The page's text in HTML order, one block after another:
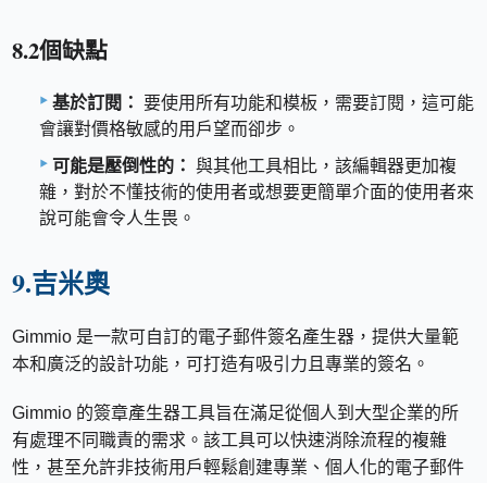
8.2個缺點
基於訂閱： 要使用所有功能和模板，需要訂閱，這可能
會讓對價格敏感的用戶望而卻步。
可能是壓倒性的： 與其他工具相比，該編輯器更加複
雜，對於不懂技術的使用者或想要更簡單介面的使用者來
說可能會令人生畏。
9.吉米奧
Gimmio 是一款可自訂的電子郵件簽名產生器，提供大量範
本和廣泛的設計功能，可打造有吸引力且專業的簽名。
Gimmio 的簽章產生器工具旨在滿足從個人到大型企業的所
有處理不同職責的需求。該工具可以快速消除流程的複雜
性，甚至允許非技術用戶輕鬆創建專業、個人化的電子郵件